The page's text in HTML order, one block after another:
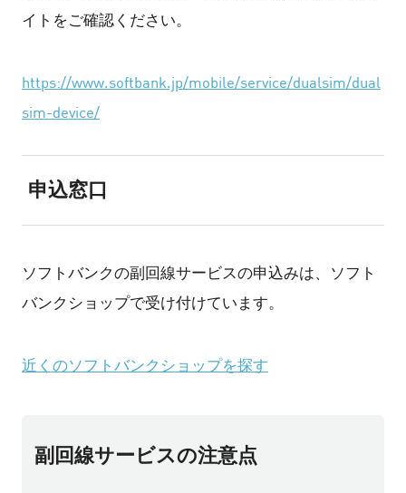
イトをご確認ください。
https://www.softbank.jp/mobile/service/dualsim/dual
sim-device/
申込窓口
ソフトバンクの副回線サービスの申込みは、ソフト
バンクショップで受け付けています。
近くのソフトバンクショップを探す
副回線サービスの注意点